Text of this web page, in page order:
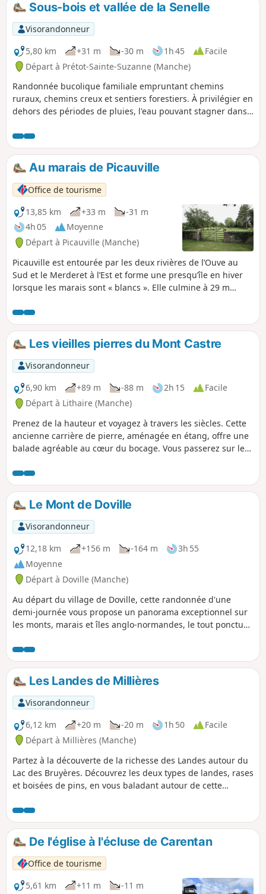
Sous-bois et vallée de la Senelle
Visorandonneur
5,80 km
+31 m -30 m 1h 45
Facile
Départ à Prétot-Sainte-Suzanne (Manche)
Randonnée bucolique familiale empruntant chemins
ruraux, chemins creux et sentiers forestiers. À privilégier en
dehors des périodes de pluies, l'eau pouvant stagner dans
Au marais de Picauville
Office de tourisme
13,85 km
+33 m
-31 m
4h 05
Moyenne
Départ à Picauville (Manche)
Picauville est entourée par les deux rivières de l’Ouve au
Sud et le Merderet à l’Est et forme une presqu’île en hiver
lorsque les marais sont « blancs ». Elle culmine à 29 m
s‘enfonce dans le bocage le long de chemins creux ou
« chasses ».
Les vieilles pierres du Mont Castre
Visorandonneur
6,90 km
+89 m -88 m 2h 15
Facile
Départ à Lithaire (Manche)
Prenez de la hauteur et voyagez à travers les siècles. Cette
ancienne carrière de pierre, aménagée en étang, offre une
balade agréable au cœur du bocage. Vous passerez sur les
passerez également sur l'ancien chemin qu'empruntaient
les wagonnets qui apportaient les pierres à la gare de
Lithaire pour rejoindre Paris et ses grands travaux. Autour
de l'étang, vous verrez l'ancien château, la vieille église et
les restes d'une allée néolithique. Ne manquez pas la vue à
180° sur les alentours.
Le Mont de Doville
Visorandonneur
12,18 km
+156 m -164 m
3h 55
Moyenne
Départ à Doville (Manche)
Au départ du village de Doville, cette randonnée d'une
demi-journée vous propose un panorama exceptionnel sur
les monts, marais et îles anglo-normandes, le tout ponctué
plateau de landes rases peuplées d'ajoncs.
Les Landes de Millières
Visorandonneur
6,12 km
+20 m -20 m 1h 50
Facile
Départ à Millières (Manche)
Partez à la découverte de la richesse des Landes autour du
Lac des Bruyères. Découvrez les deux types de landes, rases
et boisées de pins, en vous baladant autour de cette
familles.
De l'église à l'écluse de Carentan
Office de tourisme
5,61 km
+11 m
-11 m